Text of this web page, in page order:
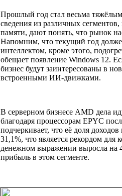
Прошлый год стал весьма
сведения из различных
памяти, дают понять, что рынок
Напомним, что текущий год
интеллектом, кроме этого,
обещает появление Windows 12.
бизнес будут заинтересованы в
встроенными ИИ-движками.
В серверном бизнесе AMD дела
благодаря процессорам EPYC
подчеркивает, что её доля
31,1%, что является рекордом
денежном выражении выросла на
прибыль в этом сегменте.